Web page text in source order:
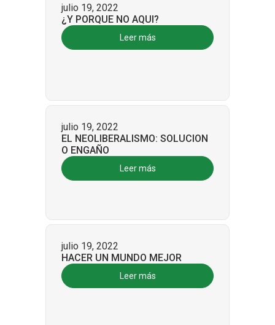
julio 19, 2022
¿Y PORQUE NO AQUI?
Leer más
julio 19, 2022
EL NEOLIBERALISMO: SOLUCION
O ENGAÑO
Leer más
julio 19, 2022
HACER UN MUNDO MEJOR
Leer más